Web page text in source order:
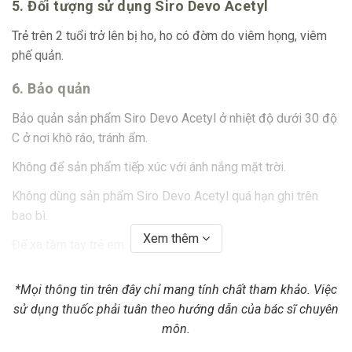
5. Đối tượng sử dụng Siro Devo Acetyl
Trẻ trên 2 tuổi trở lên bị ho, ho có đờm do viêm họng, viêm
phế quản.
6. Bảo quản
Bảo quản sản phẩm Siro Devo Acetyl ở nhiệt độ dưới 30 độ
C ở nơi khô ráo, tránh ẩm.
Không để sản phẩm tiếp xúc với ánh nắng mặt trời.
Không dùng sản phẩm Siro Devo Acetyl quá hạn ghi trên
bao bì.
thay thế thuốc chữa bệnh.
7. Mua sản phẩm Siro Devo Acetyl ở đâu?
Xem thêm
*Mọi thông tin trên đây chỉ mang tính chất tham khảo. Việc
sử dụng thuốc phải tuân theo hướng dẫn của bác sĩ chuyên
môn.